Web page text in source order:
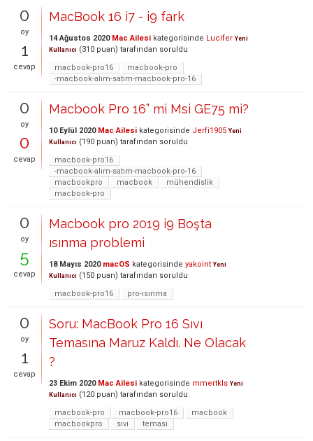
0
oy
1
cevap
MacBook 16 i7 - i9 fark
14 Ağustos 2020 Mac Ailesi kategorisinde Lucifer Yeni
Kullanıcı (310 puan) tarafından soruldu
macbook-pro16
macbook-pro
-macbook-alım-satım-macbook-pro-16
0
oy
0
cevap
Macbook Pro 16” mi Msi GE75 mi?
10 Eylül 2020 Mac Ailesi kategorisinde Jerfi1905 Yeni
Kullanıcı (190 puan) tarafından soruldu
macbook-pro16
-macbook-alım-satım-macbook-pro-16
macbookpro
macbook
mühendislik
macbook-pro
0
oy
5
cevap
Macbook pro 2019 i9 Boşta
ısınma problemi
18 Mayıs 2020 macOS kategorisinde yakoint Yeni
Kullanıcı (150 puan) tarafından soruldu
macbook-pro16
pro-ısınma
0
oy
1
cevap
Soru: MacBook Pro 16 Sıvı
Temasına Maruz Kaldı. Ne Olacak
?
23 Ekim 2020 Mac Ailesi kategorisinde mmertkls Yeni
Kullanıcı (120 puan) tarafından soruldu
macbook-pro
macbook-pro16
macbook
macbookpro
sıvı teması